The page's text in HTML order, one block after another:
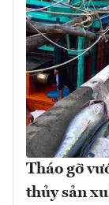
Tháo gỡ
thủy sản